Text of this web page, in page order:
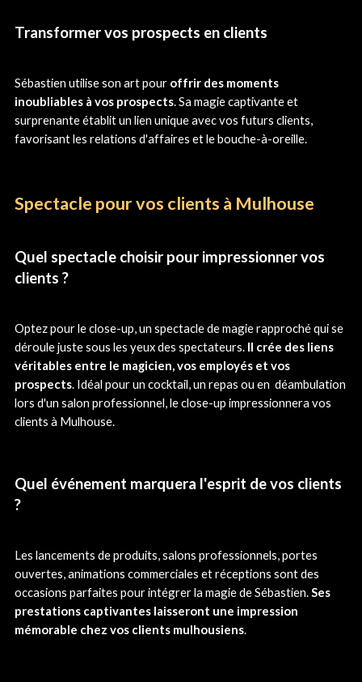
Transformer vos prospects en clients
Sébastien utilise son art pour offrir des moments
inoubliables à vos prospects. Sa magie captivante et
surprenante établit un lien unique avec vos futurs clients,
favorisant les relations d'affaires et le bouche-à-oreille.
Spectacle pour vos clients à Mulhouse
Quel spectacle choisir pour impressionner vos
clients ?
Optez pour le close-up, un spectacle de magie rapproché qui se
déroule juste sous les yeux des spectateurs. Il crée des liens
véritables entre le magicien, vos employés et vos
prospects. Idéal pour un cocktail, un repas ou en déambulation
lors d'un salon professionnel, le close-up impressionnera vos
clients à Mulhouse.
Quel événement marquera l'esprit de vos clients
?
Les lancements de produits, salons professionnels, portes
ouvertes, animations commerciales et réceptions sont des
occasions parfaites pour intégrer la magie de Sébastien.Ses
prestations captivantes laisseront une impression
mémorable chez vos clients mulhousiens.